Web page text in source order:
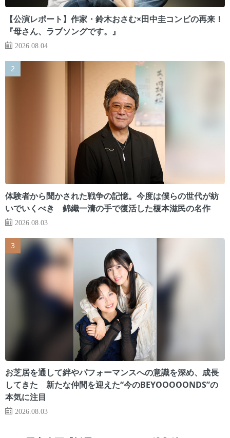
【公演レポート】作家・鈴木おさむ×田中圭コンビの再来！
『母さん、ラブソングです。』
2026.08.04
体験者から聞かされた戦争の記憶。今度は僕らの世代が紡
いでいくべき 錦織一清の手で復活した榎本滋民の名作
2026.08.03
お芝居を通して絆やパフォーマンスへの意識を深め、成長
してきた 新たな仲間を迎えた“今のBEYOOOOONDS”の
本気に注目
2026.08.03